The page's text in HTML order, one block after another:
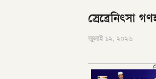
স্রেব্রেনিৎসা
জুলাই ১২, ২০২৬